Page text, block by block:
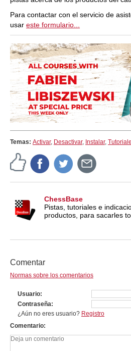
Para contactar con el servicio de
usar este formulario...
Temas: Activar, Desactivar, Instalar,
ChessBase
Pistas, tutoriales e
productos, para sacarles
Comentar
Normas sobre los comentarios
Usuario
Contraseña
¿Aún no eres usuario? Registro
Comentario